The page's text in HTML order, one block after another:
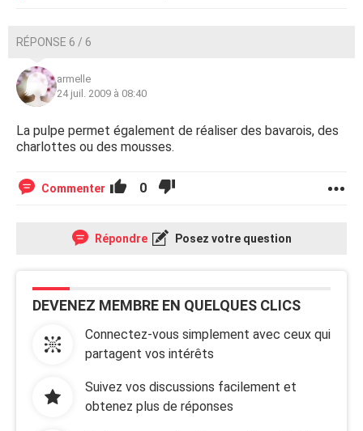
RÉPONSE 6 / 6
armelle
24 juil. 2009 à 08:40
La pulpe permet également de réaliser des bavarois, des
charlottes ou des mousses.
Commenter 0
Répondre Posez votre question
DEVENEZ MEMBRE EN QUELQUES CLICS
Connectez-vous simplement avec ceux qui
partagent vos intérêts
Suivez vos discussions facilement et
obtenez plus de réponses